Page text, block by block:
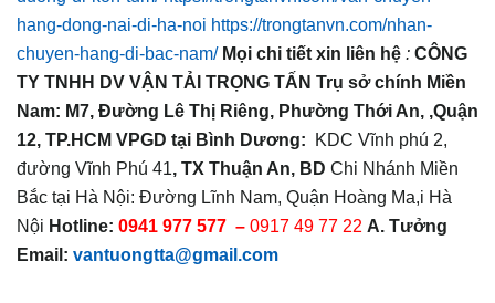
hang-dong-nai-di-ha-noi https://trongtanvn.com/nhan-
chuyen-hang-di-bac-nam/ Mọi chi tiết xin liên hệ : CÔNG
TY TNHH DV VẬN TẢI TRỌNG TẤN Trụ sở chính Miền
Nam: M7, Đường Lê Thị Riêng, Phường Thới An, ,Quận
12, TP.HCM VPGD tại Bình Dương: KDC Vĩnh phú 2,
đường Vĩnh Phú 41, TX Thuận An, BD Chi Nhánh Miền
Bắc tại Hà Nội: Đường Lĩnh Nam, Quận Hoàng Ma,i Hà
Nội Hotline: 0941 977 577 – 0917 49 77 22 A. Tưởng
Email: vantuongtta@gmail.com